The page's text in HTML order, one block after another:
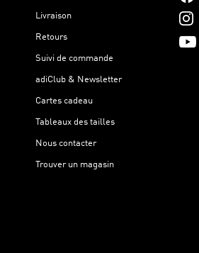
Livraison
Retours
Suivi de commande
adiClub & Newsletter
Cartes cadeau
Tableaux des tailles
Nous contacter
Trouver un magasin